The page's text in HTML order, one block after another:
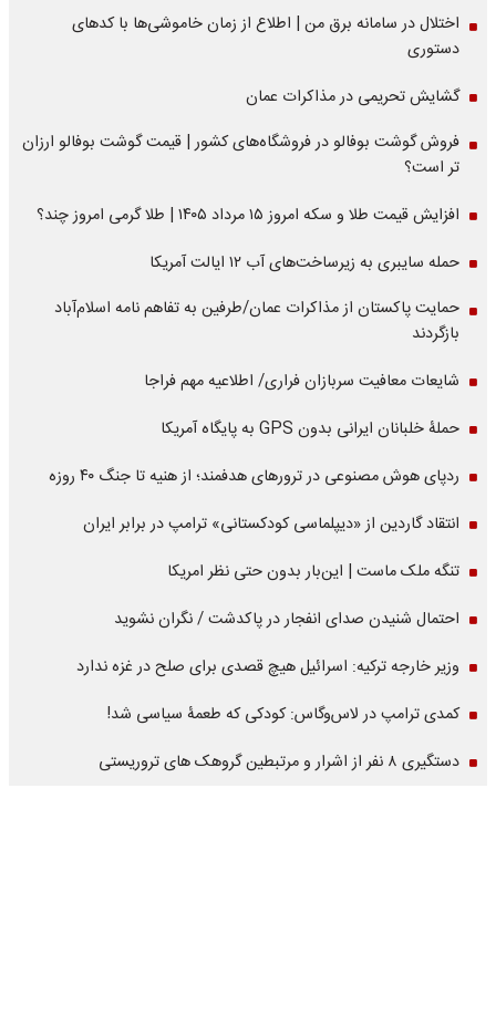
اختلال در سامانه برق من | اطلاع از زمان خاموشی‌ها با کدهای
دستوری
گشایش تحریمی در مذاکرات عمان
فروش گوشت بوفالو در فروشگاه‌های کشور | قیمت گوشت بوفالو ارزان
تر است؟
افزایش قیمت طلا و سکه امروز ۱۵ مرداد ۱۴۰۵ | طلا گرمی امروز چند؟
حمله سایبری به زیرساخت‌های آب ۱۲ ایالت آمریکا
حمایت پاکستان از مذاکرات عمان/طرفین به تفاهم نامه اسلام‌آباد
بازگردند
شایعات معافیت سربازان فراری/ اطلاعیه مهم فراجا
حملۀ خلبانان ایرانی بدون GPS به پایگاه آمریکا
ردپای هوش مصنوعی در ترورهای هدفمند؛ از هنیه تا جنگ ۴۰ روزه
انتقاد گاردین از «دیپلماسی کودکستانی» ترامپ در برابر ایران
تنگه ملک ماست | این‌بار بدون حتی نظر امریکا
احتمال شنیدن صدای انفجار در پاکدشت / نگران نشوید
وزیر خارجه ترکیه: اسرائیل هیچ قصدی برای صلح در غزه ندارد
کمدی ترامپ در لاس‌وگاس: کودکی که طعمۀ سیاسی شد!
دستگیری ۸ نفر از اشرار و مرتبطین گروهک های تروریستی